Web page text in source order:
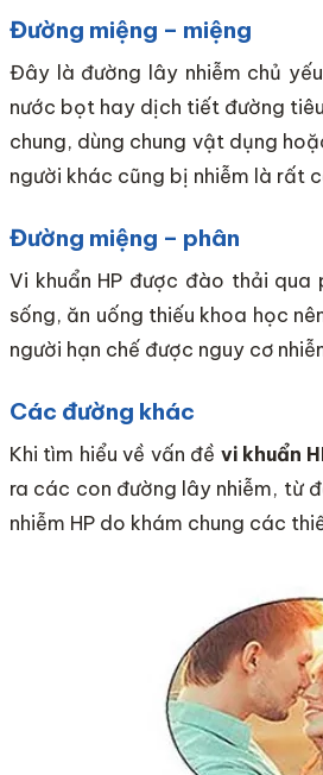
Đường miệng – miệng
Đây là đường lây nhiễm chủ
nước bọt hay dịch tiết đường
chung, dùng chung vật dụng
người khác cũng bị nhiễm là rất
Đường miệng – phân
Vi khuẩn HP được đào thải
sống, ăn uống thiếu khoa học
người hạn chế được nguy cơ
Các đường khác
Khi tìm hiểu về vấn đề vi khuẩn
ra các con đường lây nhiễm, từ
nhiễm HP do khám chung các